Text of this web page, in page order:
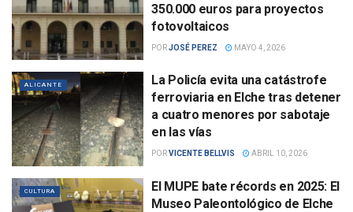
350.000 euros para proyectos
fotovoltaicos
PORJOSÉ PEREZ MAYO 4, 2026
ALICANTE
La Policía evita una catástrofe
ferroviaria en Elche tras detener
a cuatro menores por sabotaje
en las vías
PORVICENTE BELLVIS ABRIL 10, 2026
CULTURA
El MUPE bate récords en 2025: El
Museo Paleontológico de Elche